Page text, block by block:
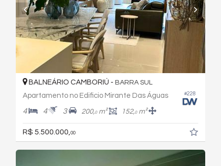
#228
BALNEÁRIO CAMBORIÚ - BARRA SUL
Apartamento no Edificio Mirante Das Águas
4 4 3 200,0m² 152,0m²
R$ 5.500.000,00